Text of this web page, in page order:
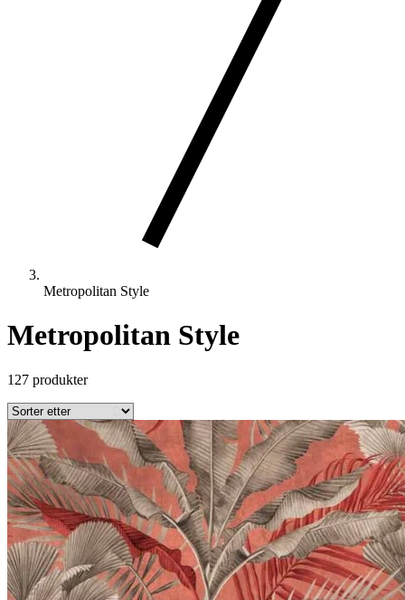
Metropolitan Style
Metropolitan Style
127 produkter